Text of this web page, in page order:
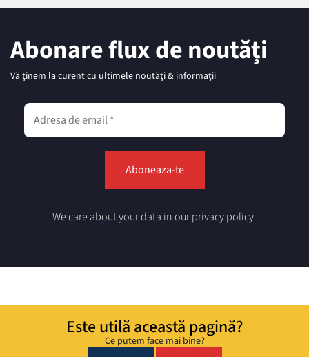
Abonare flux de noutăți
Vă ținem la curent cu ultimele noutăți & informații
We care about your data in our privacy policy.
Este utilă această pagină?
Ce putem face mai bine?